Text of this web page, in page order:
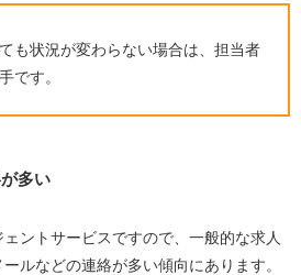
も状況が変わらない場合は、担当者
です。
多い
ントサービスですので、一般的な求人
ルなどの連絡が多い傾向にあります。